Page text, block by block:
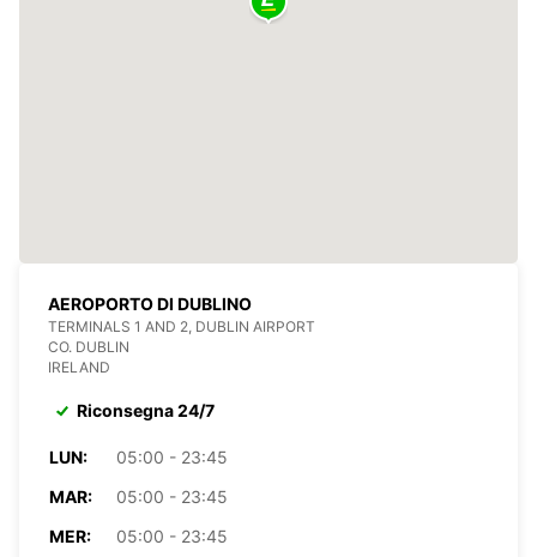
AEROPORTO DI DUBLINO
TERMINALS 1 AND 2, DUBLIN AIRPORT
CO. DUBLIN
IRELAND
Riconsegna 24/7
LUN:
05:00 - 23:45
MAR:
05:00 - 23:45
MER:
05:00 - 23:45